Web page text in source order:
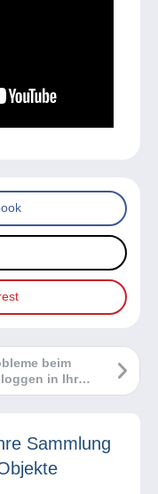
beim
in Ihrem
Was tun?
Sammlung